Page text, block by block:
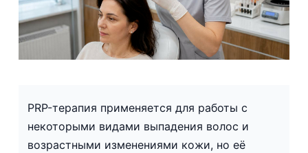
PRP-терапия применяется для работы с
некоторыми видами выпадения волос и
возрастными изменениями кожи, но её